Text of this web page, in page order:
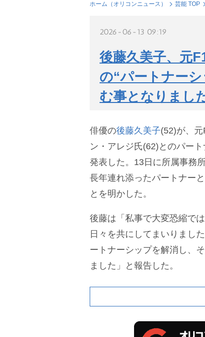
ホーム（オリコンニュース） 芸能 TOP
2026-06-13 09:19
後藤久美子、元
の“パートナー
む事となりまし
俳優の後藤久美子(52)が、
ン・アレジ氏(62)とのパー
発表した。13日に所属事務
長年連れ添ったパートナー
とを明かした。
後藤は「私事で大変恐縮で
日々を共にしてまいりまし
ートナーシップを解消し、
ました」と報告した。